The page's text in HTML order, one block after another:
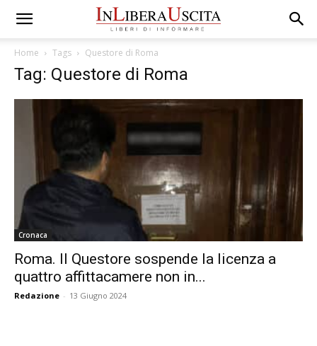
Home Tags Questore di Roma
Tag: Questore di Roma
Cronaca
Roma. Il Questore sospende la licenza a
quattro affittacamere non in...
Redazione - 13 Giugno 2024